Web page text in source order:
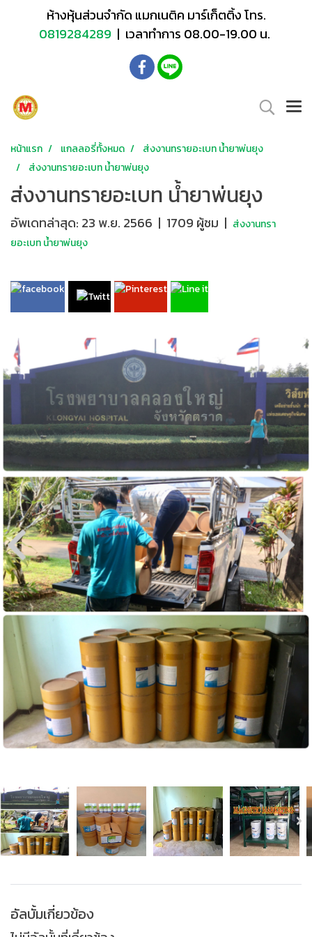
ห้างหุ้นส่วนจำกัด แมกเนติค มาร์เก็ตติ้ง โทร.
0819284289 | เวลาทำการ 08.00-19.00 น.
หน้าแรก แกลลอรี่ทั้งหมด
ส่งงานทรายอะเบท น้ำยาพ่นยุง
ส่งงานทรายอะเบท น้ำยาพ่นยุง
ส่งงานทรายอะเบท น้ำยาพ่นยุง
อัพเดทล่าสุด: 23 พ.ย. 2566 | 1709 ผู้ชม | ส่งงานทรา
ยอะเบท น้ำยาพ่นยุง
อัลบั้มเกี่ยวข้อง